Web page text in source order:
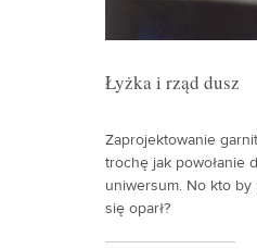
Łyżka i rząd dusz
Zaprojektowanie
trochę jak powołanie
uniwersum. No kto by
się oparł?